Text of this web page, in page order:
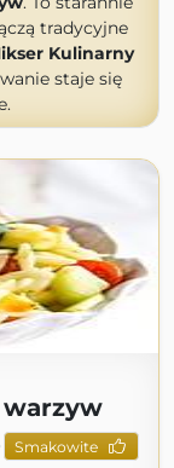
tradycyjne
Kulinarny
staje się
warzyw
Smakowite